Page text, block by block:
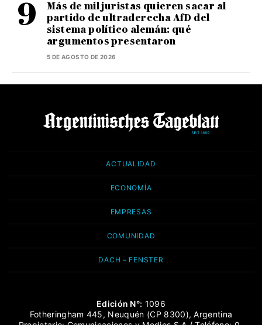
Más de mil juristas quieren sacar al
partido de ultraderecha AfD del
sistema político alemán: qué
argumentos presentaron
5 DE AGOSTO DE 2026
ACTUALIDAD
ECONOMÍA
EMPRESAS
COMUNIDAD
DACH – FENSTER
Edición N°: 1096
Fotheringham 445, Neuquén (CP 8300), Argentina